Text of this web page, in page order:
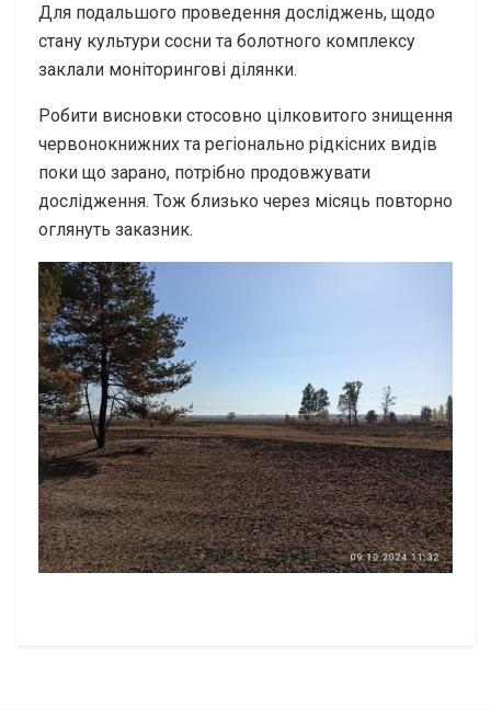
Для подальшого проведення досліджень, щодо
стану культури сосни та болотного комплексу
заклали моніторингові ділянки.
Робити висновки стосовно цілковитого знищення
червонокнижних та регіонально рідкісних видів
поки що зарано, потрібно продовжувати
дослідження. Тож близько через місяць повторно
оглянуть заказник.